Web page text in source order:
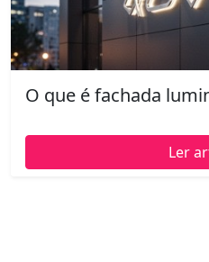
O que é fachada
Ler